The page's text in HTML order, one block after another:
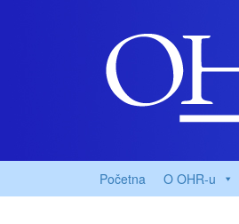
Početna O OHR-u